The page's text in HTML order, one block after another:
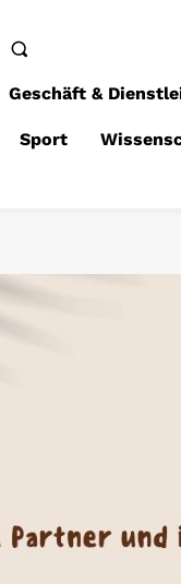
Geschäft &
Sport